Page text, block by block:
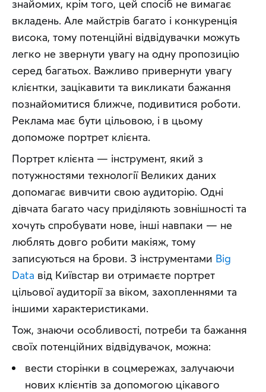
знайомих, крім того, цей спосіб не вимагає
вкладень. Але майстрів багато і конкуренція
висока, тому потенційні відвідувачки можуть
легко не звернути увагу на одну пропозицію
серед багатьох. Важливо привернути увагу
клієнтки, зацікавити та викликати бажання
познайомитися ближче, подивитися роботи.
Реклама має бути цільовою, і в цьому
допоможе портрет клієнта.
Портрет клієнта — інструмент, який з
потужностями технології Великих даних
допомагає вивчити свою аудиторію. Одні
дівчата багато часу приділяють зовнішності та
хочуть спробувати нове, інші навпаки — не
люблять довго робити макіяж, тому
записуються на брови. З інструментами Big
Data від Київстар ви отримаєте портрет
цільової аудиторії за віком, захопленнями та
іншими характеристиками.
Тож, знаючи особливості, потреби та бажання
своїх потенційних відвідувачок, можна:
вести сторінки в соцмережах, залучаючи
нових клієнтів за допомогою цікавого